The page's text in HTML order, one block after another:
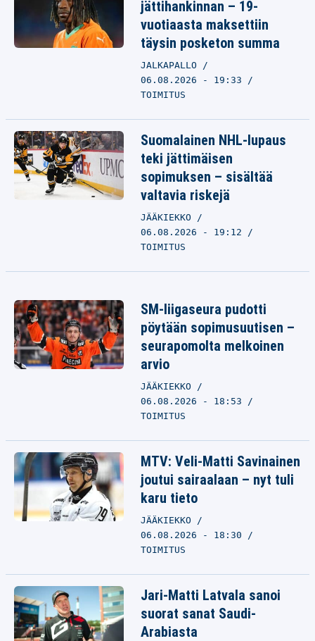
jättihankinnan – 19-
vuotiaasta maksettiin
täysin posketon summa
JALKAPALLO
06.08.2026 - 19:33
TOIMITUS
Suomalainen NHL-lupaus
teki jättimäisen
sopimuksen – sisältää
valtavia riskejä
JÄÄKIEKKO
06.08.2026 - 19:12
TOIMITUS
SM-liigaseura pudotti
pöytään sopimusuutisen –
seurapomolta melkoinen
arvio
JÄÄKIEKKO
06.08.2026 - 18:53
TOIMITUS
MTV: Veli-Matti Savinainen
joutui sairaalaan – nyt tuli
karu tieto
JÄÄKIEKKO
06.08.2026 - 18:30
TOIMITUS
Jari-Matti Latvala sanoi
suorat sanat Saudi-
Arabiasta